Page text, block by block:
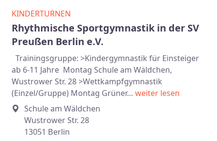
KINDERTURNEN
Rhythmische Sportgymnastik in der SV
Preußen Berlin e.V.
Trainingsgruppe: >Kindergymnastik für Einsteiger
ab 6-11 Jahre Montag Schule am Wäldchen,
Wustrower Str. 28 >Wettkampfgymnastik
(Einzel/Gruppe) Montag Grüner… weiter lesen
Schule am Wäldchen
Wustrower Str. 28
13051 Berlin